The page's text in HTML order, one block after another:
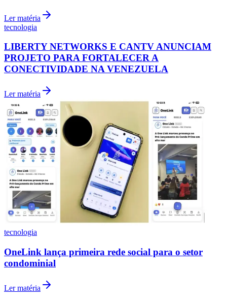
Athletico-PR
Ler matéria
tecnologia
LIBERTY NETWORKS E CANTV ANUNCIAM
PROJETO PARA FORTALECER A
CONECTIVIDADE NA VENEZUELA
Ler matéria
tecnologia
OneLink lança primeira rede social para o setor
condominial
Ler matéria